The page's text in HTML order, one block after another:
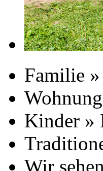
Familie
Kinder »
Wir